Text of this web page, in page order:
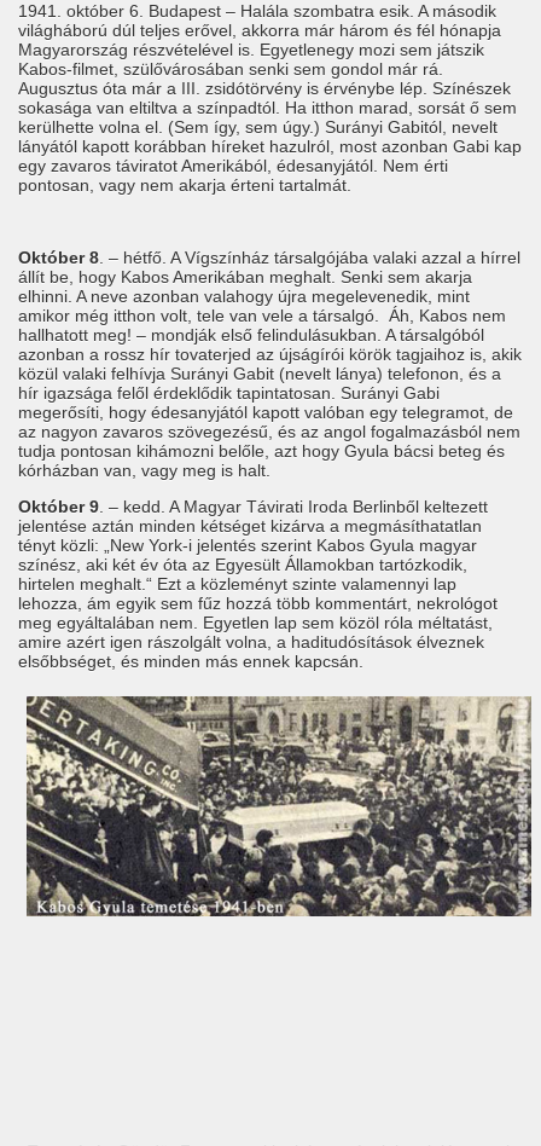
1941. október 6. Budapest – Halála szombatra esik. A második
világháború dúl teljes erővel, akkorra már három és fél hónapja
Magyarország részvételével is. Egyetlenegy mozi sem játszik
Kabos-filmet, szülővárosában senki sem gondol már rá.
Augusztus óta már a III. zsidótörvény is érvénybe lép. Színészek
sokasága van eltiltva a színpadtól. Ha itthon marad, sorsát ő sem
kerülhette volna el. (Sem így, sem úgy.) Surányi Gabitól, nevelt
lányától kapott korábban híreket hazulról, most azonban Gabi kap
egy zavaros táviratot Amerikából, édesanyjától. Nem érti
pontosan, vagy nem akarja érteni tartalmát.
Október 8 . – hétfő. A Vígszínház társalgójába valaki azzal a hírrel
állít be, hogy Kabos Amerikában meghalt. Senki sem akarja
elhinni. A neve azonban valahogy újra megelevenedik, mint
amikor még itthon volt, tele van vele a társalgó. Áh, Kabos nem
hallhatott meg! – mondják első felindulásukban. A társalgóból
azonban a rossz hír tovaterjed az újságírói körök tagjaihoz is, akik
közül valaki felhívja Surányi Gabit (nevelt lánya) telefonon, és a
hír igazsága felől érdeklődik tapintatosan. Surányi Gabi
megerősíti, hogy édesanyjától kapott valóban egy telegramot, de
az nagyon zavaros szövegezésű, és az angol fogalmazásból nem
tudja pontosan kihámozni belőle, azt hogy Gyula bácsi beteg és
kórházban van, vagy meg is halt.
Október 9 . – kedd. A Magyar Távirati Iroda Berlinből keltezett
jelentése aztán minden kétséget kizárva a megmásíthatatlan
tényt közli: „New York-i jelentés szerint Kabos Gyula magyar
színész, aki két év óta az Egyesült Államokban tartózkodik,
hirtelen meghalt.“ Ezt a közleményt szinte valamennyi lap
lehozza, ám egyik sem fűz hozzá több kommentárt, nekrológot
meg egyáltalában nem. Egyetlen lap sem közöl róla méltatást,
amire azért igen rászolgált volna, a haditudósítások élveznek
elsőbbséget, és minden más ennek kapcsán.